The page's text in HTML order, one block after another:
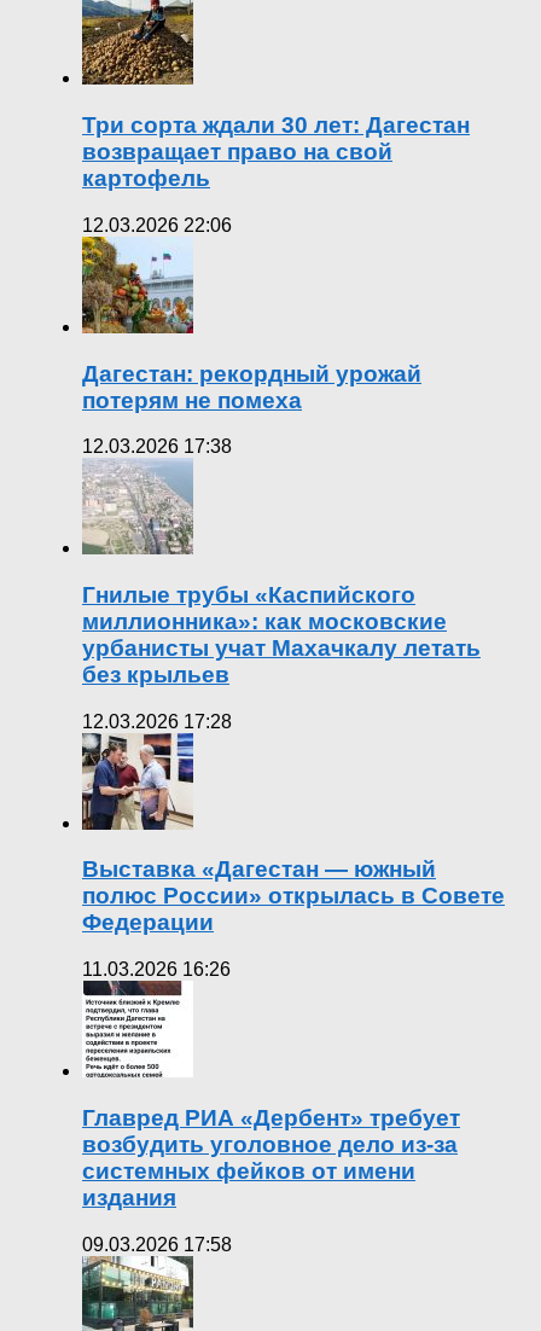
Три сорта ждали 30 лет: Дагестан
возвращает право на свой
картофель
12.03.2026 22:06
Дагестан: рекордный урожай
потерям не помеха
12.03.2026 17:38
Гнилые трубы «Каспийского
миллионника»: как московские
урбанисты учат Махачкалу летать
без крыльев
12.03.2026 17:28
Выставка «Дагестан — южный
полюс России» открылась в Совете
Федерации
11.03.2026 16:26
Главред РИА «Дербент» требует
возбудить уголовное дело из-за
системных фейков от имени
издания
09.03.2026 17:58